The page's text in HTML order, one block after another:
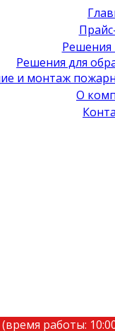
Решения
Решения для
и монтаж
О
(время работы: